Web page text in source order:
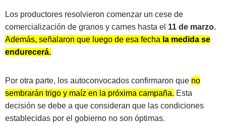
Los productores resolvieron comenzar un cese de
comercialización de granos y carnes hasta el 11 de marzo.
Además, señalaron que luego de esa fecha la medida se
endurecerá.
Por otra parte, los autoconvocados confirmaron que no
sembrarán trigo y maíz en la próxima campaña. Esta
decisión se debe a que consideran que las condiciones
establecidas por el gobierno no son óptimas.